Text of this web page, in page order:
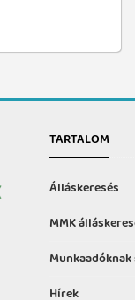
TARTALOM
Álláskeresés
MMK
Hírek